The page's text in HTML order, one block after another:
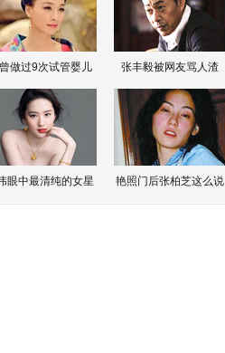
做过9次试管婴儿 张丰毅被网友骂人渣
眼中最清纯的女星 艳照门后张柏芝这么说